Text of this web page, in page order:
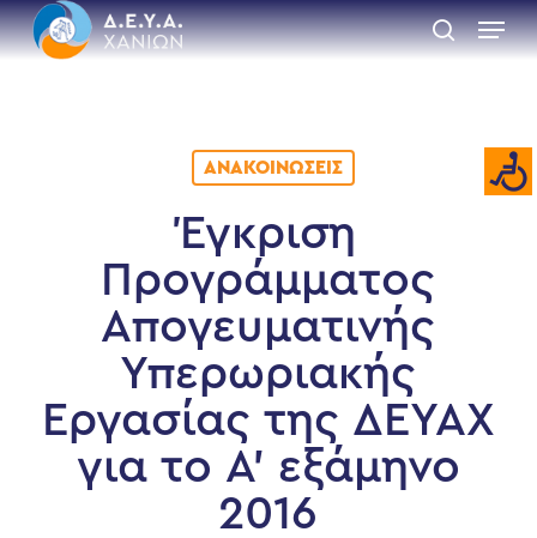
Skip
to
main
search
Menu
ΑΝΑΚΟΙΝΏΣΕΙΣ
Έγκριση
Προγράμματος
Απογευματινής
Υπερωριακής
Εργασίας της ΔΕΥΑΧ
για το Α’ εξάμηνο
2016